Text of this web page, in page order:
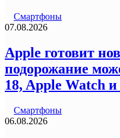
Смартфоны
07.08.2026
Apple готовит
подорожание
18, Apple Watch
Смартфоны
06.08.2026